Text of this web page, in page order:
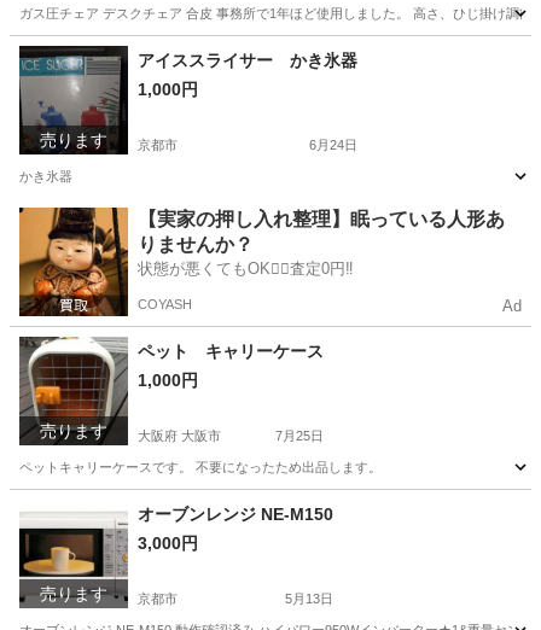
ガス圧チェア デスクチェア 合皮 事務所で1年ほど使用しました。 高さ、ひじ掛け調節
京都 京都市 東山駅 椅子 ガス
売ります
アイススライサー かき氷器
1,000円
京都市 6月24日
かき氷器
京都 京都市 調理器具 かき氷器
【実家の押し入れ整理】眠っている人形あ
りませんか？
状態が悪くてもOK🙆‍♀️査定0円‼️
COYASH Ad
売ります
ペット キャリーケース
1,000円
大阪府 大阪市 7月25日
ペットキャリーケースです。 不要になったため出品します。
その他 キャリー
売ります
オーブンレンジ NE-M150
3,000円
京都市 5月13日